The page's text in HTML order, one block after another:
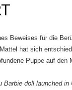
Beweises für die
hat sich
Puppe auf den
Barbie doll launched in